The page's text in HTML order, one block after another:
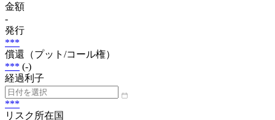
金額
-
発行
***
償還（プット/コール権）
*** (-)
経過利子
***
リスク所在国